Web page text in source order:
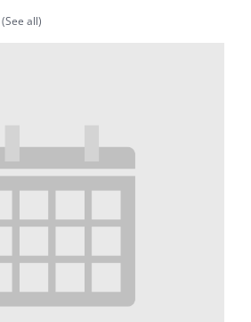
(See all)